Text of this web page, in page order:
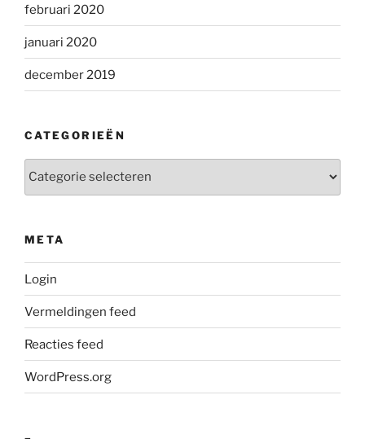
februari 2020
januari 2020
december 2019
CATEGORIEËN
Categorieën
META
Login
Vermeldingen feed
Reacties feed
WordPress.org